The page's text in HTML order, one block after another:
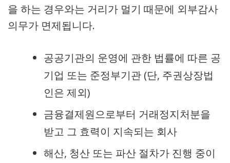
을 하는 경우와는 거리가 멀기 때문에 외부감사
의무가 면제됩니다.
공공기관의 운영에 관한 법률에 따른 공
기업 또는 준정부기관 (단, 주권상장법
인은 제외)
금융결제원으로부터 거래정지처분을
받고 그 효력이 지속되는 회사
해산, 청산 또는 파산 절차가 진행 중이